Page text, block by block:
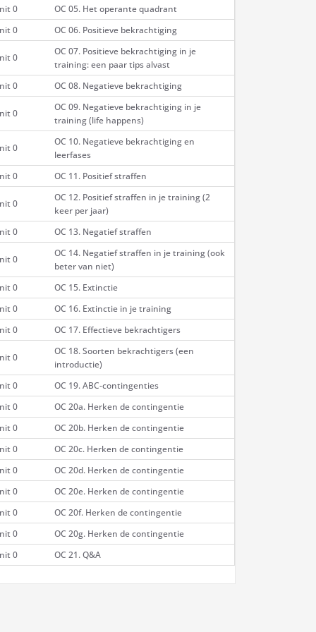
0
OC 05. Het operante quadrant
0
OC 06. Positieve bekrachtiging
0
OC 07. Positieve bekrachtiging in je
training: een paar tips alvast
0
OC 08. Negatieve bekrachtiging
0
OC 09. Negatieve bekrachtiging in je
training (life happens)
0
OC 10. Negatieve bekrachtiging en
leerfases
0
OC 11. Positief straffen
0
OC 12. Positief straffen in je training (2
keer per jaar)
0
OC 13. Negatief straffen
0
OC 14. Negatief straffen in je training (ook
beter van niet)
0
OC 15. Extinctie
0
OC 16. Extinctie in je training
0
OC 17. Effectieve bekrachtigers
0
OC 18. Soorten bekrachtigers (een
introductie)
0
OC 19. ABC-contingenties
0
OC 20a. Herken de contingentie
0
OC 20b. Herken de contingentie
0
OC 20c. Herken de contingentie
0
OC 20d. Herken de contingentie
0
OC 20e. Herken de contingentie
0
OC 20f. Herken de contingentie
0
OC 20g. Herken de contingentie
0
OC 21. Q&A